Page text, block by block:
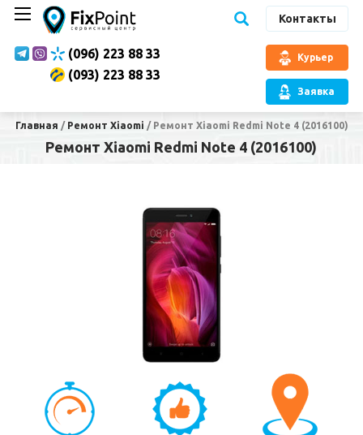
Контакты
(096) 223 88 33
(093) 223 88 33
Курьер
Заявка
Главная / Ремонт Xiaomi / Ремонт Xiaomi Redmi Note 4 (2016100)
Ремонт Xiaomi Redmi Note 4 (2016100)